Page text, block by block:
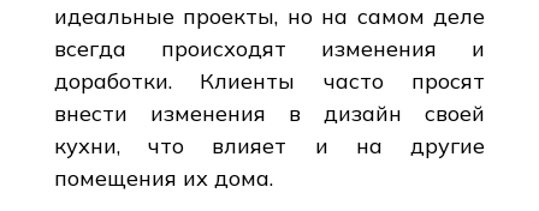
идеальные проекты, но на самом деле
всегда происходят изменения и
доработки. Клиенты часто просят
внести изменения в дизайн своей
кухни, что влияет и на другие
помещения их дома.